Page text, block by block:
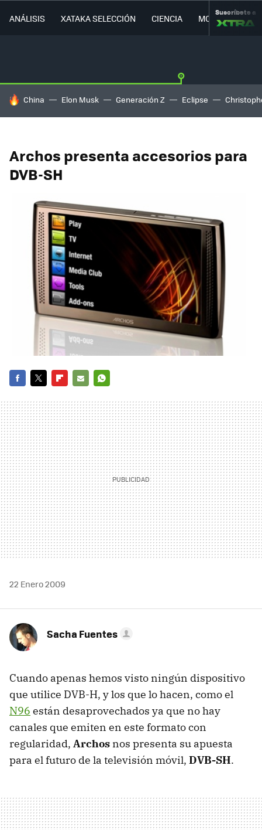
ANÁLISIS XATAKA SELECCIÓN CIENCIA MOVILIDAD
Suscríbete a
HOY SE HABLA DE
China Elon Musk Generación Z Eclipse
Archos presenta accesorios para
DVB-SH
MAIL
22 Enero 2009
Sacha Fuentes
Cuando apenas hemos visto ningún dispositivo
que utilice DVB-H, y los que lo hacen, como el
N96 están desaprovechados ya que no hay
canales que emiten en este formato con
regularidad, Archos nos presenta su apuesta
para el futuro de la televisión móvil, DVB-SH.